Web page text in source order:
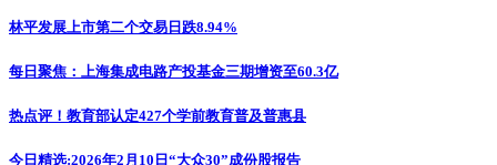
林平发展上市第二个交易日跌8.94%
每日聚焦：上海集成电路产投基金三期增资至60.3亿
热点评！教育部认定427个学前教育普及普惠县
今日精选:2026年2月10日“大众30”成份股报告